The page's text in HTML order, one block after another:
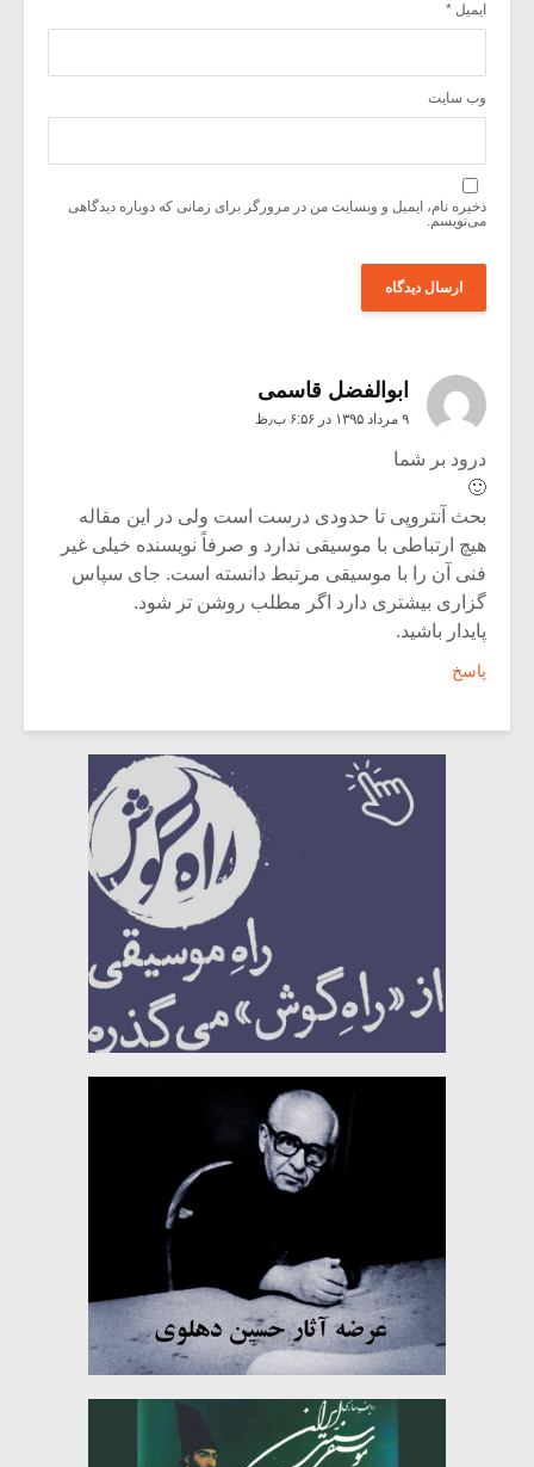
ایمیل *
وب‌ سایت
ذخیره نام، ایمیل و وبسایت من در مرورگر برای زمانی که دوباره دیدگاهی
می‌نویسم.
ابوالفضل قاسمی
۹ مرداد ۱۳۹۵ در ۶:۵۶ ب٫ظ
درود بر شما
🙂
بحث آنتروپی تا حدودی درست است ولی در این مقاله
هیچ ارتباطی با موسیقی ندارد و صرفاً نویسنده خیلی غیر
فنی آن را با موسیقی مرتبط دانسته است. جای سپاس
گزاری بیشتری دارد اگر مطلب روشن تر شود.
پایدار باشید.
پاسخ